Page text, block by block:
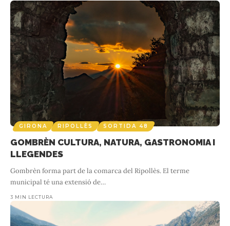
GIRONA RIPOLLÈS SORTIDA 48
GOMBRÈN CULTURA, NATURA, GASTRONOMIA I
LLEGENDES
Gombrèn forma part de la comarca del Ripollès. El terme
municipal té una extensió de…
3 MIN LECTURA